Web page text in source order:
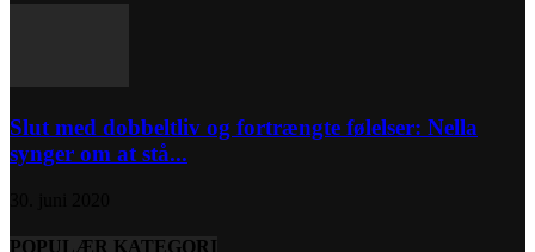
Slut med dobbeltliv og fortrængte følelser: Nella
synger om at stå...
POPULÆR KATEGORI